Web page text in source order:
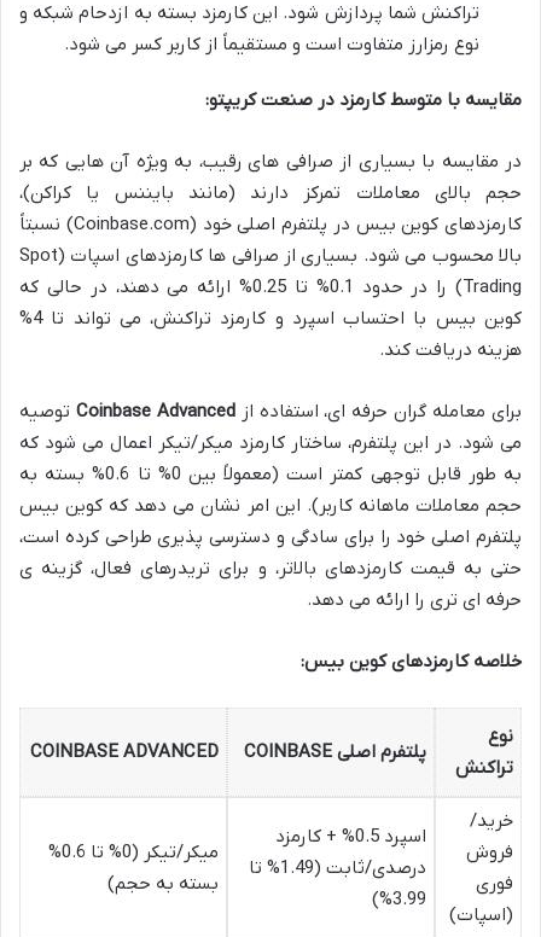
تراکنش شما پردازش شود. این کارمزد بسته به ازدحام شبکه و
نوع رمزارز متفاوت است و مستقیماً از کاربر کسر می شود.
مقایسه با متوسط کارمزد در صنعت کریپتو:
در مقایسه با بسیاری از صرافی های رقیب، به ویژه آن هایی که بر
حجم بالای معاملات تمرکز دارند (مانند بایننس یا کراکن)،
کارمزدهای کوین بیس در پلتفرم اصلی خود (Coinbase.com) نسبتاً
بالا محسوب می شود. بسیاری از صرافی ها کارمزدهای اسپات (Spot
Trading) را در حدود 0.1% تا 0.25% ارائه می دهند، در حالی که
کوین بیس با احتساب اسپرد و کارمزد تراکنش، می تواند تا 4%
هزینه دریافت کند.
برای معامله گران حرفه ای، استفاده ازCoinbase Advanced توصیه
می شود. در این پلتفرم، ساختار کارمزد میکر/تیکر اعمال می شود که
به طور قابل توجهی کمتر است (معمولاً بین 0% تا 0.6% بسته به
حجم معاملات ماهانه کاربر). این امر نشان می دهد که کوین بیس
پلتفرم اصلی خود را برای سادگی و دسترسی پذیری طراحی کرده است،
حتی به قیمت کارمزدهای بالاتر، و برای تریدرهای فعال، گزینه ی
حرفه ای تری را ارائه می دهد.
خلاصه کارمزدهای کوین بیس:
نوع
تراکنش
پلتفرم اصلی COINBASE COINBASE ADVANCED
خرید/
فروش
فوری
(اسپات)
اسپرد 0.5% + کارمزد
درصدی/ثابت (1.49% تا
3.99%)
میکر/تیکر (0% تا 0.6%
بسته به حجم)